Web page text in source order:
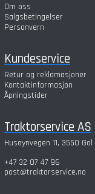
Om oss
Salgsbetingelser
Personvern
Kundeservice
Retur og reklamasjoner
Kontaktinformasjon
Åpningstider
Traktorservice AS
Husøynvegen 11, 3550 Gol
+47 32 07 47 96
post@traktorservice.no